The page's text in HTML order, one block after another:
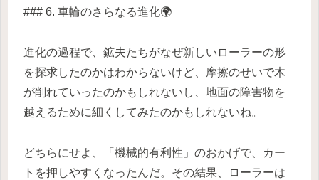
### 6. 車輪のさらなる進化🌍
進化の過程で、鉱夫たちがなぜ新しいローラーの形
を探求したのかはわからないけど、摩擦のせいで木
が削れていったのかもしれないし、地面の障害物を
越えるために細くしてみたのかもしれないね。
どちらにせよ、「機械的有利性」のおかげで、カー
トを押しやすくなったんだ。その結果、ローラーは